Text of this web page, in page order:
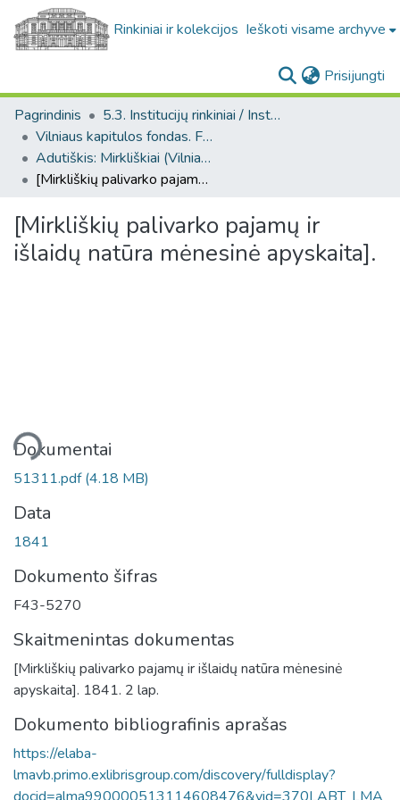
Rinkiniai ir kolekcijos Ieškoti visame archyve
Prisijungti
Pagrindinis
5.3. Institucijų rinkiniai / Institutional collections
Vilniaus kapitulos fondas. F43
Adutiškis: Mirkliškiai (Vilniaus kapitulos fondas. F43. Bažnytinės valdos)
[Mirkliškių palivarko pajamų ir išlaidų natūra mėnesinė apyskaita].
[Mirkliškių palivarko pajamų ir
išlaidų natūra mėnesinė apyskaita].
Dokumentai
51311.pdf(4.18 MB)
Data
1841
Dokumento šifras
F43-5270
Skaitmenintas dokumentas
[Mirkliškių palivarko pajamų ir išlaidų natūra mėnesinė
apyskaita]. 1841. 2 lap.
Dokumento bibliografinis aprašas
https://elaba-
lmavb.primo.exlibrisgroup.com/discovery/fulldisplay?